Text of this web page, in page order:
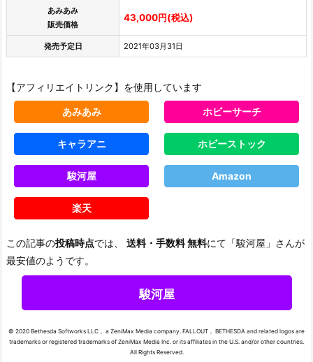
あみあみ
販売価格
43,000円(税込)
発売予定日 2021年03月31日
【アフィリエイトリンク】を使用しています
あみあみ ホビーサーチ
キャラアニ ホビーストック
駿河屋 Amazon
楽天
この記事の投稿時点では、 送料・手数料 無料にて「駿河屋」さんが
最安値のようです。
駿河屋
© 2020 Bethesda Softworks LLC， a ZeniMax Media company. FALLOUT， BETHESDA and related logos are
trademarks or registered trademarks of ZeniMax Media Inc. or its affiliates in the U.S. and/or other countries.
All Rights Reserved.